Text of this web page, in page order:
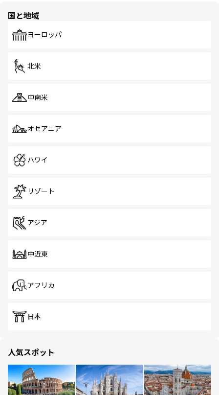
国と地域
ヨーロッパ
北米
中南米
オセアニア
ハワイ
リゾート
アジア
中近東
アフリカ
日本
人気スポット